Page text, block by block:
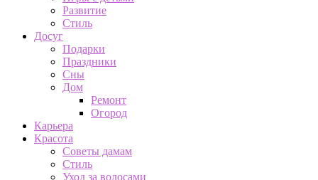
Развитие
Стиль
Досуг
Подарки
Праздники
Сны
Дом
Ремонт
Огород
Карьера
Красота
Советы дамам
Стиль
Уход за волосами